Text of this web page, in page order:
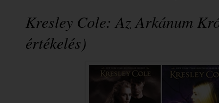
Kresley Cole: Az Arkánum
értékelés)